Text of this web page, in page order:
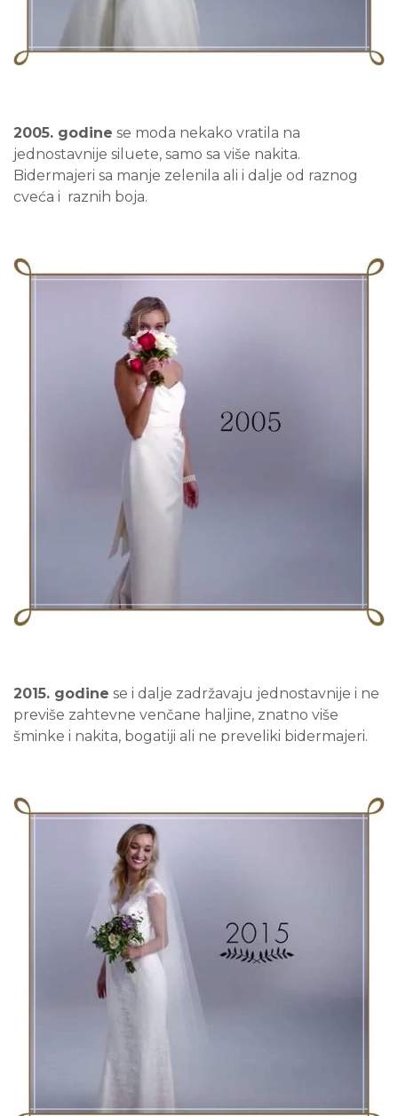
2005. godine se moda nekako vratila na
jednostavnije siluete, samo sa više nakita.
Bidermajeri sa manje zelenila ali i dalje od raznog
cveća i raznih boja.
2015. godine se i dalje zadržavaju jednostavnije i ne
previše zahtevne venčane haljine, znatno više
šminke i nakita, bogatiji ali ne preveliki bidermajeri.